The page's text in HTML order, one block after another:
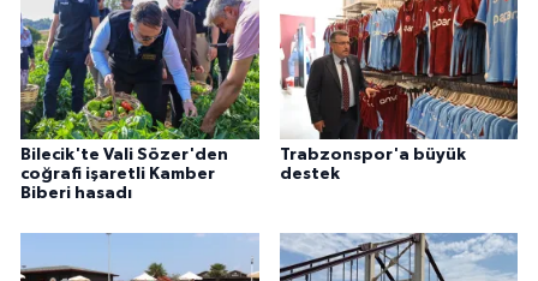
Bilecik'te Vali Sözer'den
coğrafi işaretli Kamber
Biberi hasadı
Trabzonspor'a büyük
destek